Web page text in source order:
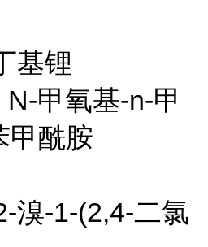
基锂
甲氧基-n-甲
甲酰胺
溴-1-(2,4-二氯